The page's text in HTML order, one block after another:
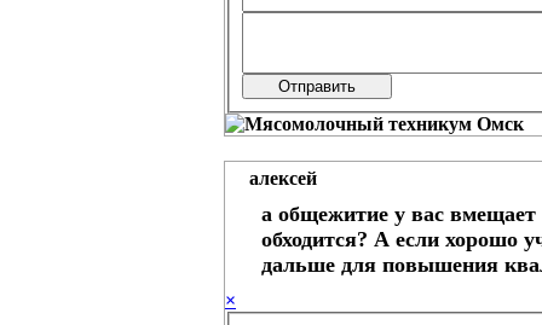
алексей
а общежитие у вас вмещает
обходится? А если хорошо
дальше для повышения
×